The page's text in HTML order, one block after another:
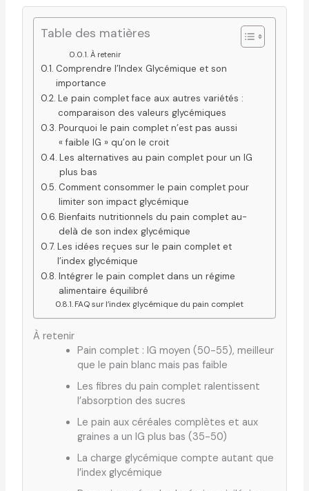
Table des matières
À retenir
Comprendre l’Index Glycémique et son
importance
Le pain complet face aux autres variétés :
comparaison des valeurs glycémiques
Pourquoi le pain complet n’est pas aussi
« faible IG » qu’on le croit
Les alternatives au pain complet pour un IG
plus bas
Comment consommer le pain complet pour
limiter son impact glycémique
Bienfaits nutritionnels du pain complet au-
delà de son index glycémique
Les idées reçues sur le pain complet et
l’index glycémique
Intégrer le pain complet dans un régime
alimentaire équilibré
FAQ sur l’index glycémique du pain complet
À retenir
Pain complet : IG moyen (50-55), meilleur
que le pain blanc mais pas faible
Les fibres du pain complet ralentissent
l’absorption des sucres
Le pain aux céréales complètes et aux
graines a un IG plus bas (35-50)
La charge glycémique compte autant que
l’index glycémique